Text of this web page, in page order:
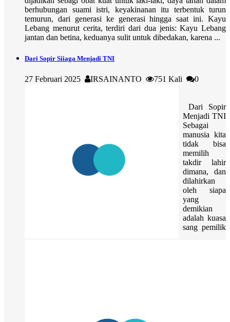
berhubungan suami istri, keyakinanan itu terbentuk turun
temurun, dari generasi ke generasi hingga saat ini. Kayu
Lebang menurut cerita, terdiri dari dua jenis: Kayu Lebang
jantan dan betina, keduanya sulit untuk dibedakan, karena ...
Dari Sopir Siiaga Menjadi TNI
27 Februari 2025 IRSAINANTO 751 Kali 0
Dari Sopir
Menjadi TNI
Sebagai
manusia kita
tidak bisa
memilih
takdir lahir
dimana, dan
dilahirkan
oleh siapa
yang
demikian
adalah kuasa
sang pemilik